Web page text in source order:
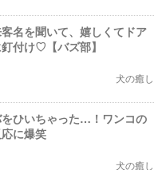
客名を聞いて、嬉しくてドア
付け♡【バズ部】
犬の癒し
ひいちゃった…！ワンコの
に爆笑
犬の癒し